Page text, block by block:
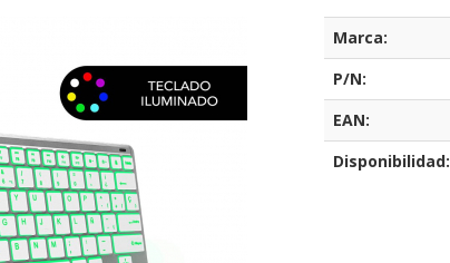
Marca:
P/N:
EAN:
Disponibilidad: